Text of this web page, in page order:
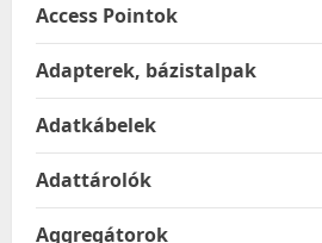
Access Pointok
Adapterek, bázistalpak
Adatkábelek
Adattárolók
Aggregátorok